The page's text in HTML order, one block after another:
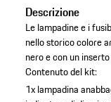
Descrizione
Le lampadine e i
nello storico colore
nero e con un
Contenuto del kit:
1x lampadina